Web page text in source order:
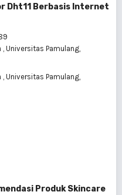
Dht11 Berbasis Internet
, Universitas Pamulang,
, Universitas Pamulang,
Produk Skincare